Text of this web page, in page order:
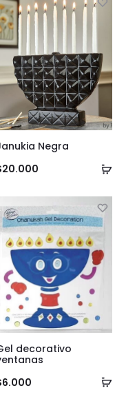
Negra
20.000
decorativo
6.000